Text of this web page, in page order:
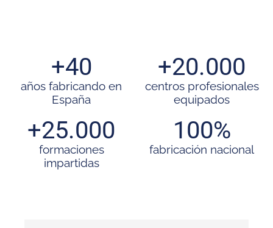
años fabricando en
España
+40
centros profesionales
equipados
+20.000
formaciones
impartidas
+25.000
fabricación nacional
100%